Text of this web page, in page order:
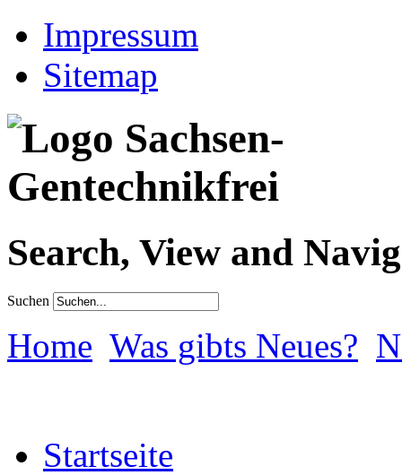
Impressum
Sitemap
Search, View and
Suchen
Home Was gibts Neues?
Startseite